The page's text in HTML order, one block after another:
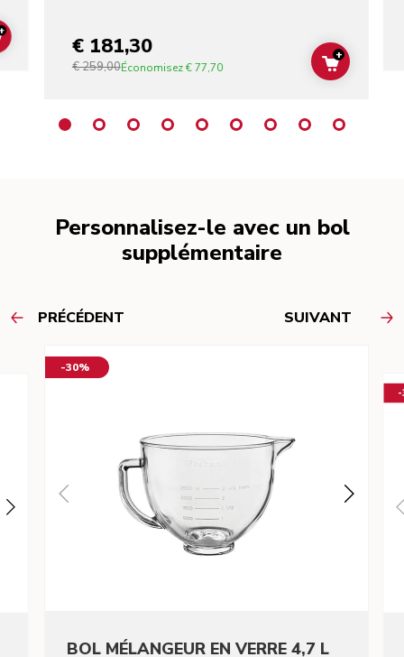
ADD TO CART€ 181,30
€ 259,00Économisez€ 77,70 ADD TO
+
Personnalisez-le avec un bol
supplémentaire
PRÉCÉDENT SUIVANT
-30%
BOL MÉLANGEUR EN VERRE 4,7 L
-